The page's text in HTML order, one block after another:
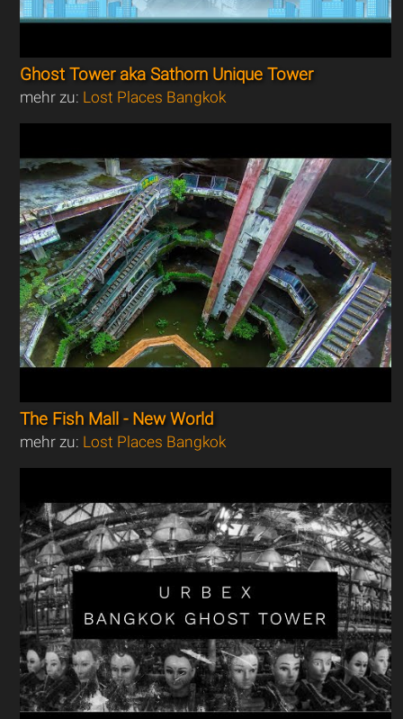
Ghost Tower aka Sathorn Unique Tower
mehr zu: Lost Places Bangkok
The Fish Mall - New World
mehr zu: Lost Places Bangkok